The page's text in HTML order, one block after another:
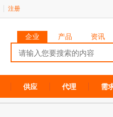
注册
企业 产品 资讯
供应 代理 需